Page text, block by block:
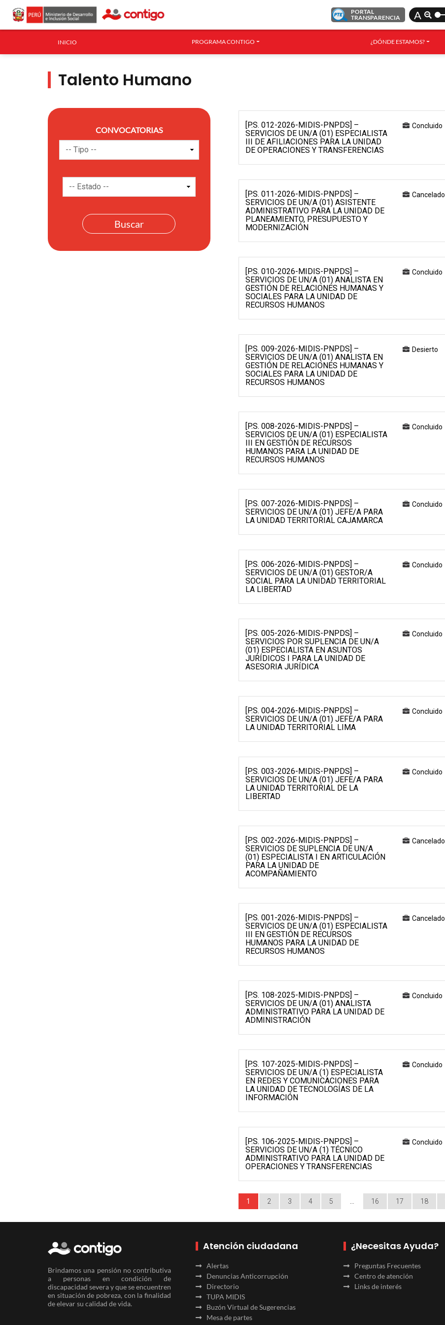
PORTAL
TRANSPARENCIA
A
INICIO PROGRAMA CONTIGO ¿DÓNDE ESTAMOS?
Talento Humano
CONVOCATORIAS
[P.S. 012-2026-MIDIS-PNPDS] –
SERVICIOS DE UN/A (01) ESPECIALISTA
III DE AFILIACIONES PARA LA UNIDAD
DE OPERACIONES Y TRANSFERENCIAS
Concluido
[P.S. 011-2026-MIDIS-PNPDS] –
SERVICIOS DE UN/A (01) ASISTENTE
ADMINISTRATIVO PARA LA UNIDAD DE
PLANEAMIENTO, PRESUPUESTO Y
MODERNIZACIÓN
Cancelado
[P.S. 010-2026-MIDIS-PNPDS] –
SERVICIOS DE UN/A (01) ANALISTA EN
GESTIÓN DE RELACIONES HUMANAS Y
SOCIALES PARA LA UNIDAD DE
RECURSOS HUMANOS
Concluido
[P.S. 009-2026-MIDIS-PNPDS] –
SERVICIOS DE UN/A (01) ANALISTA EN
GESTIÓN DE RELACIONES HUMANAS Y
SOCIALES PARA LA UNIDAD DE
RECURSOS HUMANOS
Desierto
[P.S. 008-2026-MIDIS-PNPDS] –
SERVICIOS DE UN/A (01) ESPECIALISTA
III EN GESTIÓN DE RECURSOS
HUMANOS PARA LA UNIDAD DE
RECURSOS HUMANOS
Concluido
[P.S. 007-2026-MIDIS-PNPDS] –
SERVICIOS DE UN/A (01) JEFE/A PARA
LA UNIDAD TERRITORIAL CAJAMARCA
Concluido
[P.S. 006-2026-MIDIS-PNPDS] –
SERVICIOS DE UN/A (01) GESTOR/A
SOCIAL PARA LA UNIDAD TERRITORIAL
LA LIBERTAD
Concluido
[P.S. 005-2026-MIDIS-PNPDS] –
SERVICIOS POR SUPLENCIA DE UN/A
(01) ESPECIALISTA EN ASUNTOS
JURÍDICOS I PARA LA UNIDAD DE
ASESORIA JURÍDICA
Concluido
[P.S. 004-2026-MIDIS-PNPDS] –
SERVICIOS DE UN/A (01) JEFE/A PARA
LA UNIDAD TERRITORIAL LIMA
Concluido
[P.S. 003-2026-MIDIS-PNPDS] –
SERVICIOS DE UN/A (01) JEFE/A PARA
LA UNIDAD TERRITORIAL DE LA
LIBERTAD
Concluido
[P.S. 002-2026-MIDIS-PNPDS] –
SERVICIOS DE SUPLENCIA DE UN/A
(01) ESPECIALISTA I EN ARTICULACIÓN
PARA LA UNIDAD DE
ACOMPAÑAMIENTO
Cancelado
[P.S. 001-2026-MIDIS-PNPDS] –
SERVICIOS DE UN/A (01) ESPECIALISTA
III EN GESTIÓN DE RECURSOS
HUMANOS PARA LA UNIDAD DE
RECURSOS HUMANOS
Cancelado
[P.S. 108-2025-MIDIS-PNPDS] –
SERVICIOS DE UN/A (01) ANALISTA
ADMINISTRATIVO PARA LA UNIDAD DE
ADMINISTRACIÓN
Concluido
[P.S. 107-2025-MIDIS-PNPDS] –
SERVICIOS DE UN/A (1) ESPECIALISTA
EN REDES Y COMUNICACIONES PARA
LA UNIDAD DE TECNOLOGÍAS DE LA
INFORMACIÓN
Concluido
[P.S. 106-2025-MIDIS-PNPDS] –
SERVICIOS DE UN/A (1) TÉCNICO
ADMINISTRATIVO PARA LA UNIDAD DE
OPERACIONES Y TRANSFERENCIAS
Concluido
1 2 3 4 5 16 17 18
Brindamos una pensión no contributiva
a personas en condición de
discapacidad severa y que se encuentren
en situación de pobreza, con la finalidad
de elevar su calidad de vida.
Atención ciudadana
Alertas
Denuncias Anticorrupción
Directorio
TUPA MIDIS
Buzón Virtual de Sugerencias
Mesa de partes
¿Necesitas Ayuda?
Preguntas Frecuentes
Centro de atención
Links de interés